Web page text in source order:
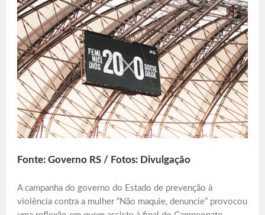
Fonte: Governo RS / Fotos: Divulgação
A campanha do governo do Estado de prevenção à
violência contra a mulher “Não maquie, denuncie” provocou